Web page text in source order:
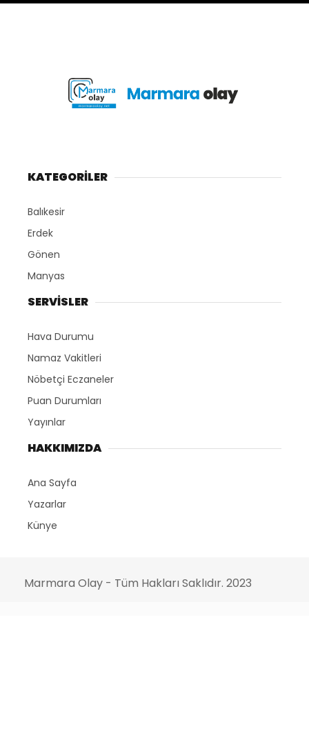
KATEGORİLER
Balıkesir
Erdek
Gönen
Manyas
SERVİSLER
Hava Durumu
Namaz Vakitleri
Nöbetçi Eczaneler
Puan Durumları
Yayınlar
HAKKIMIZDA
Ana Sayfa
Yazarlar
Künye
Marmara Olay - Tüm Hakları Saklıdır. 2023